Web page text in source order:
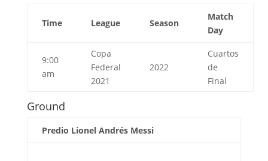
Time League Season
Match
Day
9:00
am
Copa
Federal
2021
2022
Cuartos
de
Final
Ground
Predio Lionel Andrés Messi